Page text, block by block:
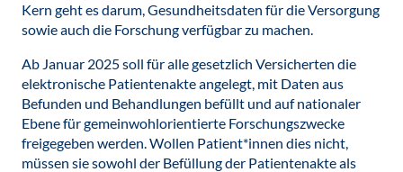
Kern geht es darum, Gesundheitsdaten für die Versorgung
sowie auch die Forschung verfügbar zu machen.
Ab Januar 2025 soll für alle gesetzlich Versicherten die
elektronische Patientenakte angelegt, mit Daten aus
Befunden und Behandlungen befüllt und auf nationaler
Ebene für gemeinwohlorientierte Forschungszwecke
freigegeben werden. Wollen Patient*innen dies nicht,
müssen sie sowohl der Befüllung der Patientenakte als